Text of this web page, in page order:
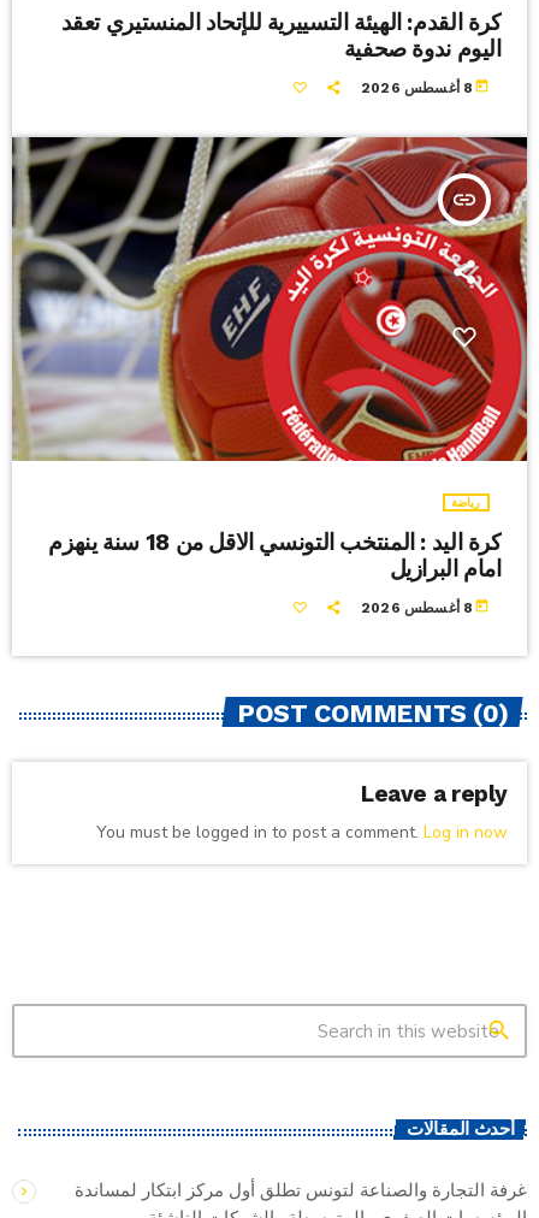
كرة القدم: الهيئة التسييرية للإتحاد المنستيري تعقد
اليوم ندوة صحفية
today 8 أغسطس 2026
insert_link
رياضة
كرة اليد : المنتخب التونسي الاقل من 18 سنة ينهزم
امام البرازيل
today 8 أغسطس 2026
POST COMMENTS (0)
Leave a reply
You must be logged in to post a comment. Log in now
search
أحدث المقالات
غرفة التجارة والصناعة لتونس تطلق أول مركز ابتكار لمساندة